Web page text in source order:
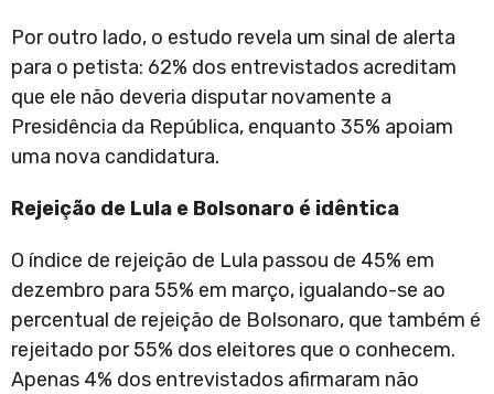
Por outro lado, o estudo revela um sinal de alerta
para o petista: 62% dos entrevistados acreditam
que ele não deveria disputar novamente a
Presidência da República, enquanto 35% apoiam
uma nova candidatura.
Rejeição de Lula e Bolsonaro é idêntica
O índice de rejeição de Lula passou de 45% em
dezembro para 55% em março, igualando-se ao
percentual de rejeição de Bolsonaro, que também é
rejeitado por 55% dos eleitores que o conhecem.
Apenas 4% dos entrevistados afirmaram não